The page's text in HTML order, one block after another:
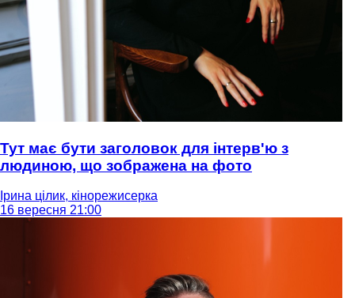
Тут має бути заголовок для інтерв'ю з
людиною, що зображена на фото
Ірина цілик, кінорежисерка
16 вересня 21:00